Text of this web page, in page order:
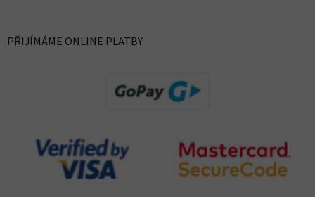
PŘIJÍMÁME ONLINE PLATBY